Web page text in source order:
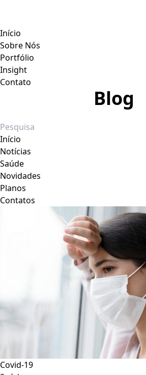
Início
Sobre Nós
Portfólio
Insight
Contato
Blog
Início
Notícias
Saúde
Novidades
Planos
Contatos
Covid-19